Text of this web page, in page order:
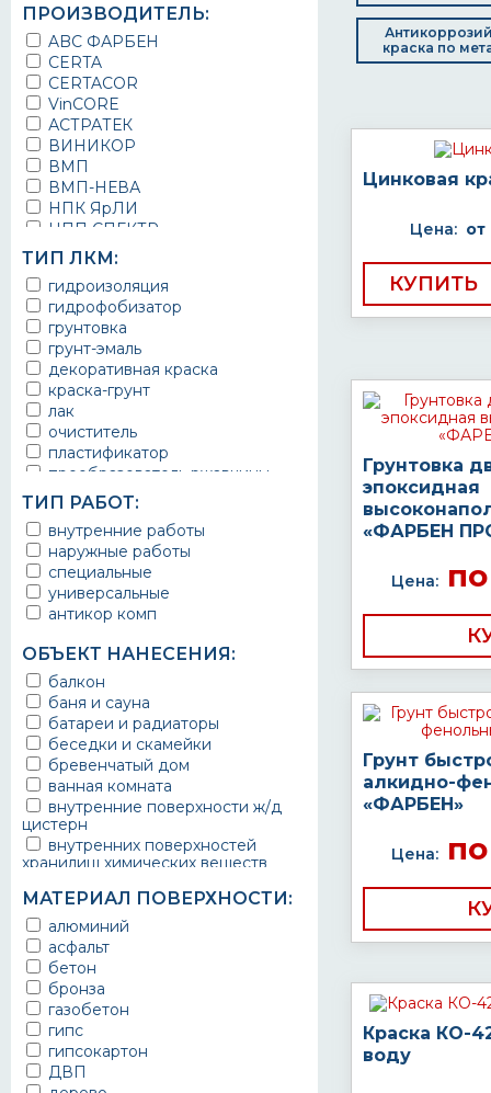
ПРОИЗВОДИТЕЛЬ:
ABC ФАРБЕН
CERTA
CERTACOR
VinCORE
АСТРАТЕК
ВИНИКОР
ВМП
ВМП-НЕВА
НПК ЯрЛИ
НПП СПЕКТР
НПФ ЭМАЛЬ
ТЕРМА
УРЕПЛЕН
ТИП ЛКМ:
гидроизоляция
гидрофобизатор
грунтовка
грунт-эмаль
декоративная краска
краска-грунт
лак
очиститель
пластификатор
преобразователь ржавчины
эмаль
Краска
Покрытие
грунт эмаль
защитное покрытие
ТИП РАБОТ:
внутренние работы
наружные работы
специальные
универсальные
антикор комп
ОБЪЕКТ НАНЕСЕНИЯ:
балкон
баня и сауна
батареи и радиаторы
беседки и скамейки
бревенчатый дом
ванная комната
внутренние поверхности ж/д
цистерн
внутренних поверхностей
хранилищ химических веществ
ворота
выхлопные системы
автомобилей
газопроводы
гараж
гидротехнические сооружения
городской транспорт
грузовые вагоны
двери металлические
детали двигателей
МАТЕРИАЛ ПОВЕРХНОСТИ:
алюминий
асфальт
бетон
бронза
газобетон
гипс
гипсокартон
ДВП
краска по
Цинковая
Цена: от
КУПИТЬ
Грунтовка
эпоксидная
«ФАРБЕН
Цена:по
Грунт
алкидно-
«ФАРБЕН»
Цена:по
Краска КО-
воду